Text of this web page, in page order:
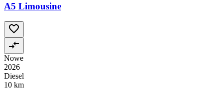
A5 Limousine
Nowe
2026
Diesel
10 km